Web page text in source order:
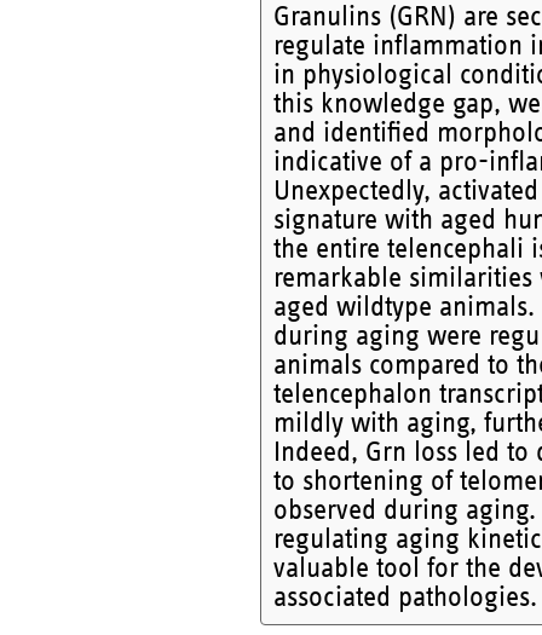
Granulins (GRN) are
regulate inflammation
in physiological
this knowledge gap,
and identified
indicative of a pro-
Unexpectedly,
signature with aged
the entire telencephali
remarkable
aged wildtype
during aging were
animals compared to
telencephalon
mildly with aging,
Indeed, Grn loss led
to shortening of
observed during
regulating aging
valuable tool for the
associated pathologies.